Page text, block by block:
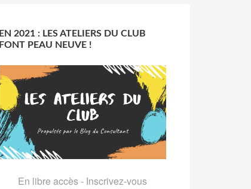
EN 2021 : LES ATELIERS DU CLUB
FONT PEAU NEUVE !
En libre accès - Inscrivez-vous